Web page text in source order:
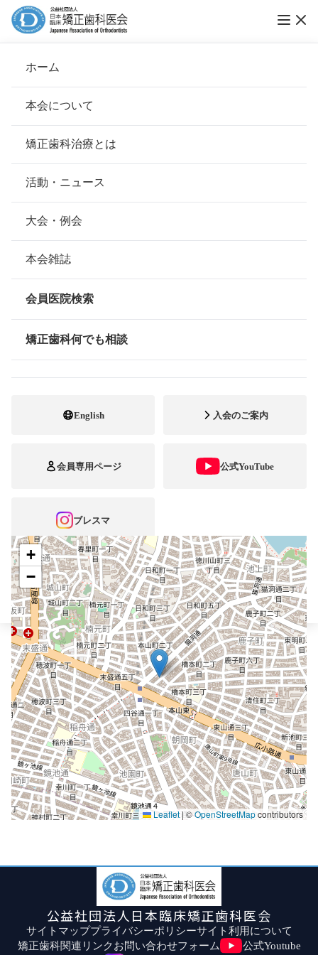
ホーム
本会について
会長挨拶
基本理念
組織について
本会の歴史
情報公開
矯正歯科治療とは
安心して治療を受けていただくための「6つの指針」
安心できる矯正歯科治療契約のための「7つの提言」
矯正歯科治療について
活動・ニュース
大会・例会
本会雑誌
会員医院検索
矯正歯科何でも相談
English 入会のご案内
会員専用ページ 公式YouTube
ブレスマ
ホーム 会員医院検索
いけもり矯正歯科
所在地
愛知県名古屋市千種区橋本町1-13お
電話番号 052-782-0418
矯正診断料算定施設
+
−
Leaflet |©OpenStreetMapcontributors
公益社団法人日本臨床矯正歯科医会
サイトマッププライバシーポリシーサイト利用について
矯正歯科関連リンクお問い合わせフォーム 公式Youtube